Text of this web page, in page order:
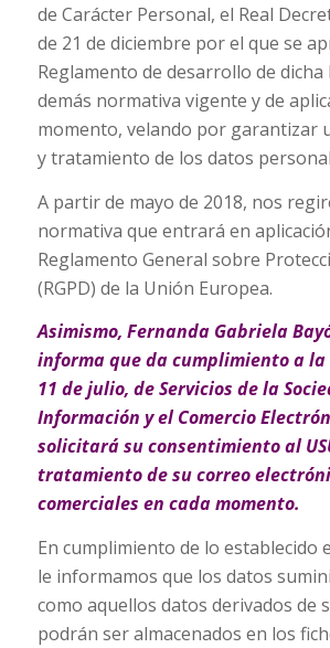
de Carácter Personal, el Real
de 21 de diciembre por el que se
Reglamento de desarrollo de dicha
demás normativa vigente y de
momento, velando por garantizar
y tratamiento de los datos
A partir de mayo de 2018, nos
normativa que entrará en
Reglamento General sobre
(RGPD) de la Unión Europea.
Asimismo, Fernanda Gabriela
informa que da cumplimiento a la
11 de julio, de Servicios de la
Información y el Comercio
solicitará su consentimiento al
tratamiento de su correo
comerciales en cada momento.
En cumplimiento de lo establecido
le informamos que los datos
como aquellos datos derivados de
podrán ser almacenados en los